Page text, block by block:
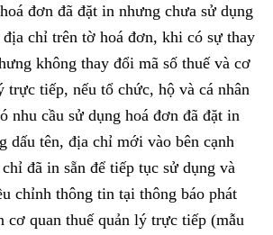
đơn đã đặt in nhưng chưa sử dụng
địa chỉ trên tờ hoá đơn, khi có sự thay
không thay đổi mã số thuế và cơ
trực tiếp, nếu tổ chức, hộ và cá nhân
nhu cầu sử dụng hoá đơn đã đặt in
dấu tên, địa chỉ mới vào bên cạnh
đã in sẵn để tiếp tục sử dụng và
chỉnh thông tin tại thông báo phát
cơ quan thuế quản lý trực tiếp (mẫu